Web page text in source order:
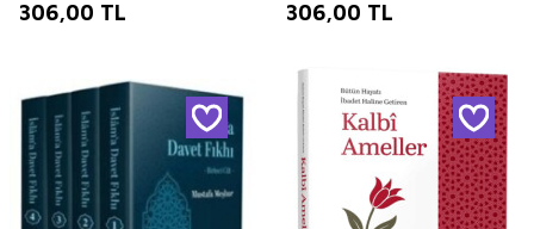
306,00 TL 306,00 TL